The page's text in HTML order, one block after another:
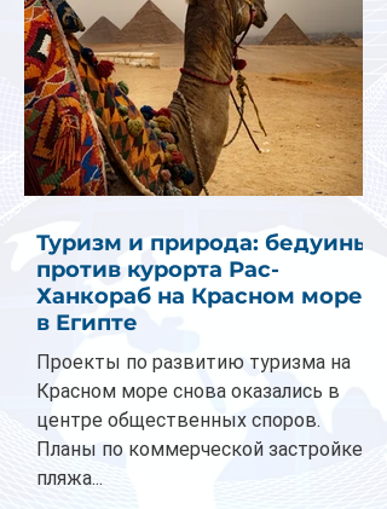
Туризм и природа: бедуины
против курорта Рас-
Ханкораб на Красном море
в Египте
Проекты по развитию туризма на
Красном море снова оказались в
центре общественных споров.
Планы по коммерческой застройке
пляжа...